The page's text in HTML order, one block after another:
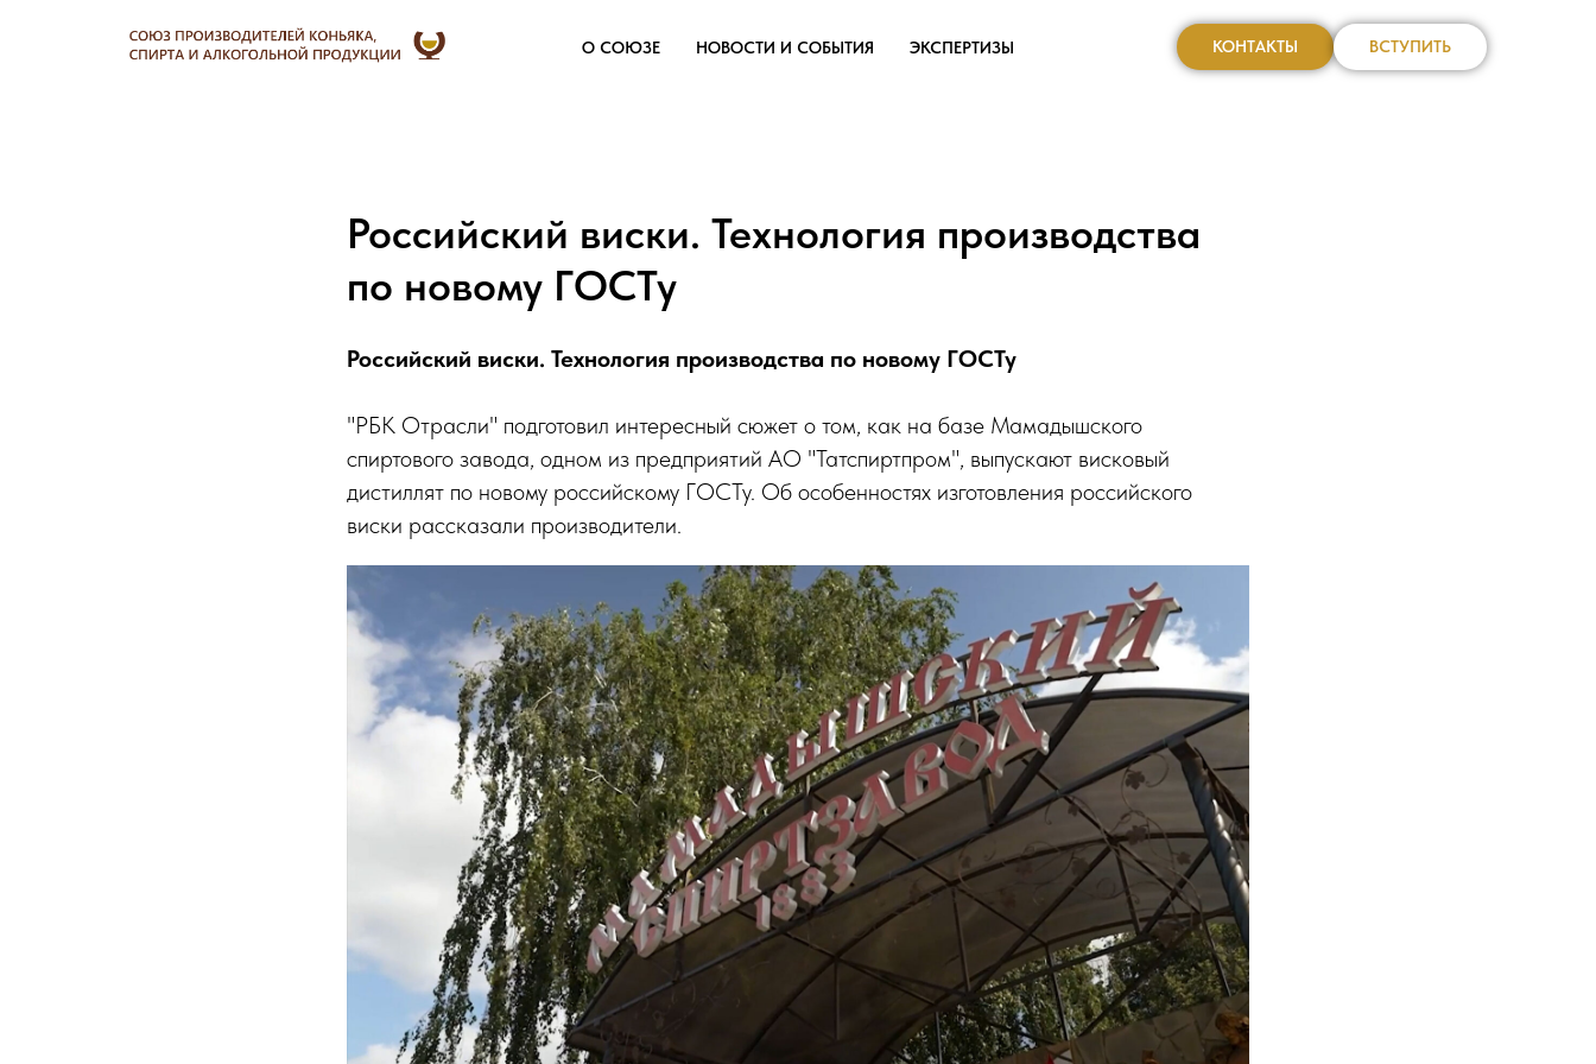
О СОЮЗЕ НОВОСТИ И СОБЫТИЯ ЭКСПЕРТИЗЫ КОНТАКТЫ ВСТУПИТЬ
Российский виски. Технология производства
по новому ГОСТу
Российский виски. Технология производства по новому ГОСТу
"РБК Отрасли" подготовил интересный сюжет о том, как на базе Мамадышского
спиртового завода, одном из предприятий АО "Татспиртпром", выпускают висковый
дистиллят по новому российскому ГОСТу. Об особенностях изготовления российского
виски рассказали производители.